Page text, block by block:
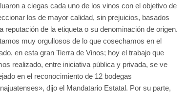
a ciegas cada uno de los vinos con el objetivo de
los de mayor calidad, sin prejuicios, basados
reputación de la etiqueta o su denominación de origen.
muy orgullosos de lo que cosechamos en el
en esta gran Tierra de Vinos; hoy el trabajo que
realizado, entre iniciativa pública y privada, se ve
en el reconocimiento de 12 bodegas
dijo el Mandatario Estatal. Por su parte,